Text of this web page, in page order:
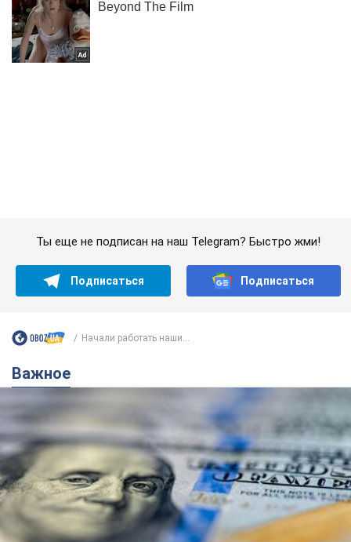
Банки "готовятся" к новому курсу доллара:
украинцам рассказали, чего ожидать в
ближайшие дни
Каким будет курс валюты в обменниках
6.08.2026 22:58 150,4 т.